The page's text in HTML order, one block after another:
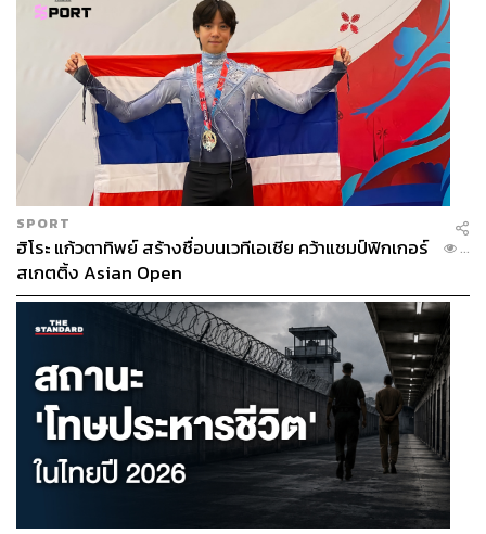
SPORT
ฮิโระ แก้วตาทิพย์ สร้างชื่อบนเวทีเอเชีย คว้าแชมป์ฟิกเกอร์
สเกตติ้ง Asian Open
...